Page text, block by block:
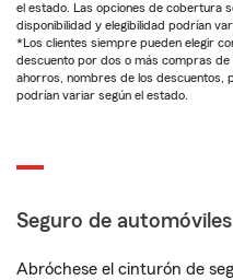
el estado. Las opciones de cobertura
disponibilidad y elegibilidad podrían
*Los clientes siempre pueden elegir
descuento por dos o más compras de
ahorros, nombres de los descuentos,
podrían variar según el estado.
Seguro de automóviles
Abróchese el cinturón de